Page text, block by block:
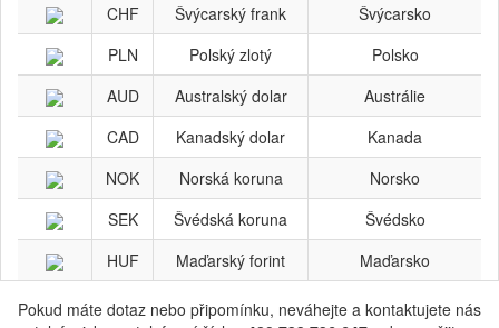
CHF
Švýcarský frank
Švýcarsko
PLN
Polský zlotý
Polsko
AUD
Australský dolar
Austrálie
CAD
Kanadský dolar
Kanada
NOK
Norská koruna
Norsko
SEK
Švédská koruna
Švédsko
HUF
Maďarský forint Maďarsko
Pokud máte dotaz nebo připomínku, neváhejte a kontaktujete nás